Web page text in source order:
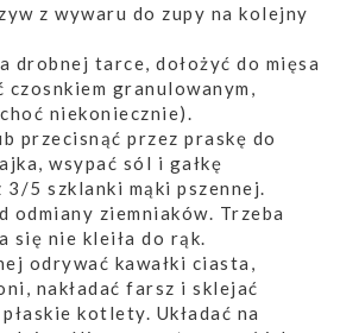
z wywaru do zupy na kolejny
drobnej tarce, dołożyć do mięsa
granulowanym,
niekoniecznie).
przecisnąć przez praskę do
wsypać sól i gałkę
3/5 szklanki mąki pszennej.
odmiany ziemniaków. Trzeba
się nie kleiła do rąk.
odrywać kawałki ciasta,
nakładać farsz i sklejać
kotlety. Układać na